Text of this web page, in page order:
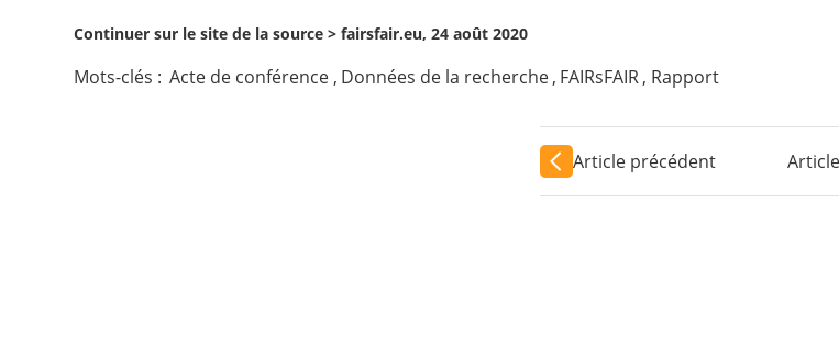
Nous suivre
Continuer sur le site de la source >fairsfair.eu, 24 août 2020
Mots-clés : Acte de conférence , Données de la recherche, FAIRsFAIR, Rapport
Article précédent